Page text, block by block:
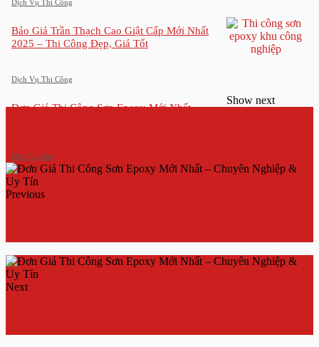
Dịch Vụ Thi Công
Báo Giá Trần Thạch Cao Giật Cấp Mới Nhất
2025 – Thi Công Đẹp, Giá Tốt
Dịch Vụ Thi Công
Đơn Giá Thi Công Sơn Epoxy Mới Nhất –
Dịch Vụ Sơn
Show next
Previous
Next